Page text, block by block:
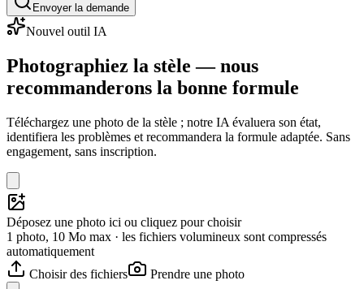
Envoyer la demande
Nouvel outil IA
Photographiez la stèle — nous
recommanderons la bonne formule
Téléchargez une photo de la stèle ; notre IA évaluera son état,
identifiera les problèmes et recommandera la formule adaptée. Sans
engagement, sans inscription.
Déposez une photo ici ou cliquez pour choisir
1 photo, 10 Mo max · les fichiers volumineux sont compressés
automatiquement
Choisir des fichiers
Prendre une photo